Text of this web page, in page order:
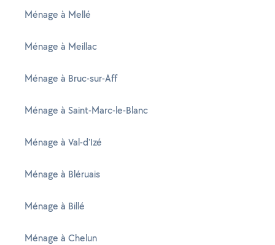
Ménage à Mellé
Ménage à Meillac
Ménage à Bruc-sur-Aff
Ménage à Saint-Marc-le-Blanc
Ménage à Val-d'Izé
Ménage à Bléruais
Ménage à Billé
Ménage à Chelun